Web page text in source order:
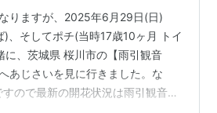
りますが、2025年6月29日(日)
、そしてポチ(当時17歳10ヶ月 トイ
に、茨城県 桜川市の【雨引観音
あじさいを見に行きました。な
ので最新の開花状況は雨引観音の